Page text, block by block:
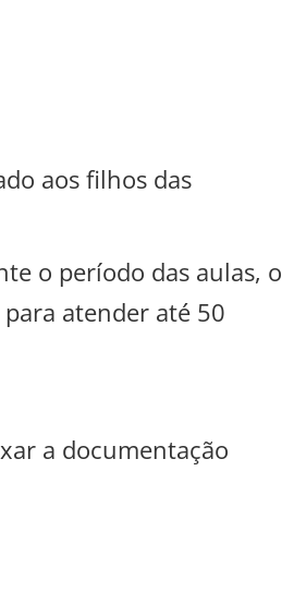
aos filhos das
o período das aulas, o
atender até 50
a documentação